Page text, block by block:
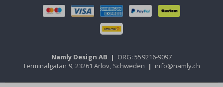
Namly Design AB | ORG: 559216-9097
Terminalgatan 9, 23261 Arlöv, Schweden | info@namly.ch